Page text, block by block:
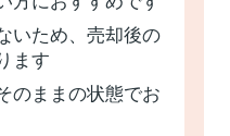
いため、売却後の
ます
のままの状態でお